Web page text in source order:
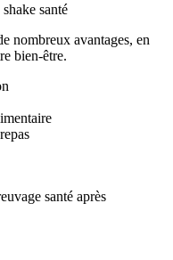
nombreux avantages, en
bien-être.